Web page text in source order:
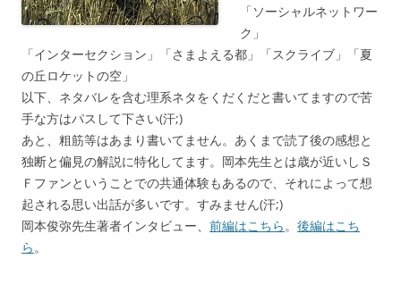
「ソーシャルネットワー
ク」
「インターセクション」「さまよえる都」「スクライブ」「夏
の丘ロケットの空」
以下、ネタバレを含む理系ネタをくだくだと書いてますので苦
手な方はパスして下さい(汗;)
あと、粗筋等はあまり書いてません。あくまで読了後の感想と
独断と偏見の解説に特化してます。岡本先生とは歳が近いしＳ
Ｆファンということでの共通体験もあるので、それによって想
起される思い出話が多いです。すみません(汗;)
岡本俊弥先生著者インタビュー、 前編はこちら。 後編はこち
ら。